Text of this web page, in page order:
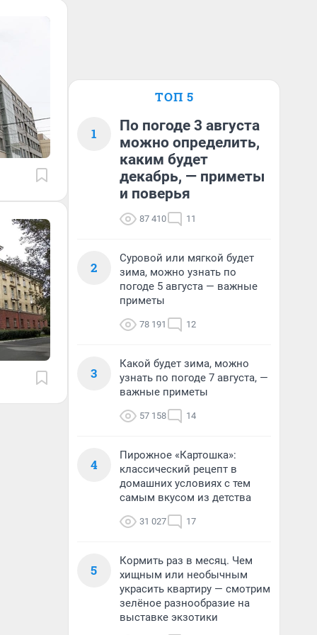
ТОП 5
1
По погоде 3 августа
можно определить,
каким будет
декабрь, — приметы
и поверья
87 410 11
2
Суровой или мягкой будет
зима, можно узнать по
погоде 5 августа — важные
приметы
78 191 12
3
Какой будет зима, можно
узнать по погоде 7 августа, —
важные приметы
57 158 14
4
Пирожное «Картошка»:
классический рецепт в
домашних условиях с тем
самым вкусом из детства
31 027 17
5
Кормить раз в месяц. Чем
хищным или необычным
украсить квартиру — смотрим
зелёное разнообразие на
выставке экзотики